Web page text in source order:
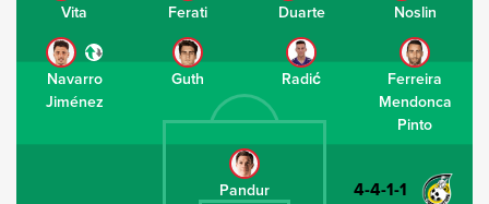
Pandur
Ferreira
Mendonca
Pinto
Radić
Guth
Navarro
Jiménez
Noslin
Duarte
Ferati
Vita
4-4-1-1